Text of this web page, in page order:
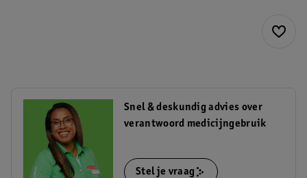
Snel & deskundig advies over
verantwoord medicijngebruik
Stel je vraag